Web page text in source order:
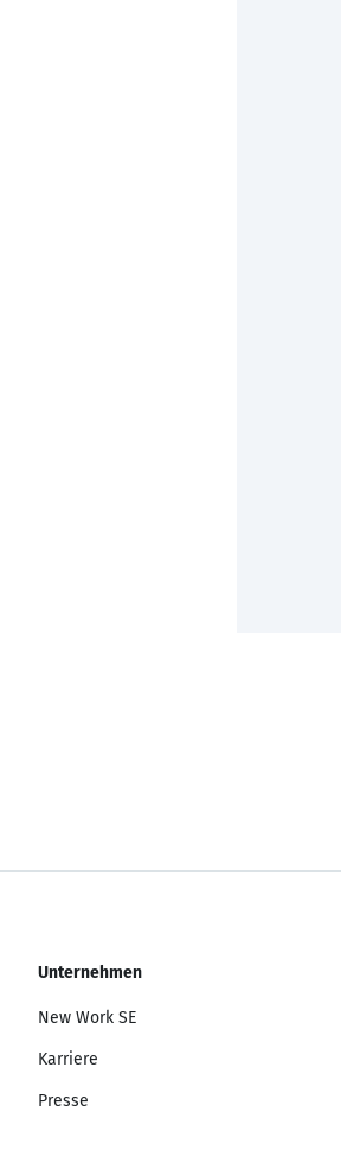
Unternehmen
New Work SE
Karriere
Presse